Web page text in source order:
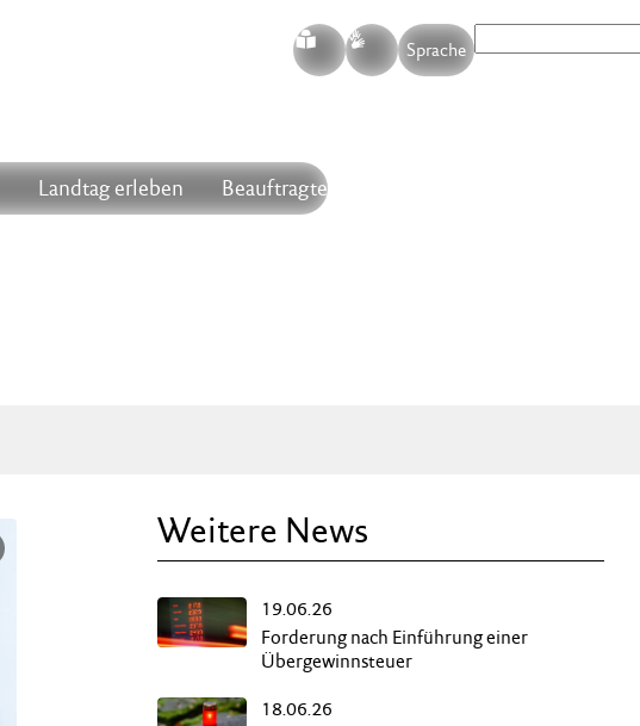
S G Sprache
Landtag erleben Beauftragte
Weitere News
19.06.26
Forderung nach Einführung einer
Übergewinnsteuer
18.06.26